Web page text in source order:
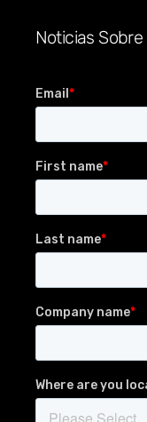
Noticias